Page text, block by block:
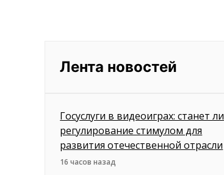
Лента новостей
Госуслуги в видеоиграх: станет ли
регулирование стимулом для
развития отечественной отрасли
16 часов назад